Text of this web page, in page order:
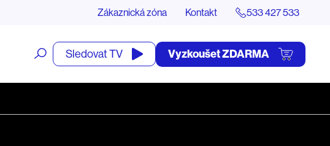
Zákaznická zóna Kontakt 533 427 533
Otevřít
vyhledávání
Sledovat TV Vyzkoušet ZDARMA